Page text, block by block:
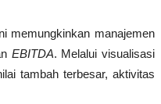
memungkinkan manajemen
EBITDA. Melalui visualisasi
tambah terbesar, aktivitas